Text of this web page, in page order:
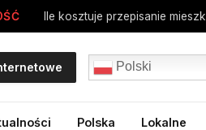
Polski
Polska Lokalne